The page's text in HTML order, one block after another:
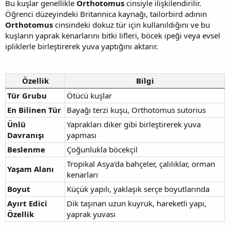
Bu kuşlar genellikle Orthotomus cinsiyle ilişkilendirilir.
Öğrenci düzeyindeki Britannica kaynağı, tailorbird adının
Orthotomus cinsindeki dokuz tür için kullanıldığını ve bu
kuşların yaprak kenarlarını bitki lifleri, böcek ipeği veya evsel
ipliklerle birleştirerek yuva yaptığını aktarır.
Özellik
Bilgi
Tür Grubu
Ötücü kuşlar
En Bilinen Tür Bayağı terzi kuşu, Orthotomus sutorius
Ünlü
Davranışı
Yaprakları diker gibi birleştirerek yuva
yapması
Beslenme
Çoğunlukla böcekçil
Yaşam Alanı
Tropikal Asya'da bahçeler, çalılıklar, orman
kenarları
Boyut
Küçük yapılı, yaklaşık serçe boyutlarında
Ayırt Edici
Özellik
Dik taşınan uzun kuyruk, hareketli yapı,
yaprak yuvası